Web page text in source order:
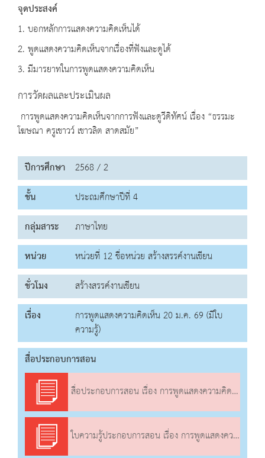
จุดประสงค์
1. บอกหลักการแสดงความคิดเห็นได้
2. พูดแสดงความคิดเห็นจากเรื่องที่ฟังและดูได้
3. มีมารยาทในการพูดแสดงความคิดเห็น
การวัดผลและประเมินผล
การพูดแสดงความคิดเห็นจากการฟังและดูวีดิทัศน์ เรื่อง “ธรรมะ
โฆษณา ครูเชาวว์ เชาวลิต สาดสมัย”
ปีการศึกษา 2568 / 2
ชั้น
ประถมศึกษาปีที่ 4
กลุ่มสาระ
ภาษาไทย
หน่วย
หน่วยที่ 12 ชื่อหน่วย สร้างสรรค์งานเขียน
ชั่วโมง
สร้างสรรค์งานเขียน
เรื่อง
การพูดแสดงความคิดเห็น 20 ม.ค. 69 (มีใบ
ความรู้)
สื่อประกอบการสอน
สื่อประกอบการสอน เรื่อง การพูดแสดงความคิดเห็น
ใบความรู้ประกอบการสอน เรื่อง การพูดแสดงความคิดเห็น